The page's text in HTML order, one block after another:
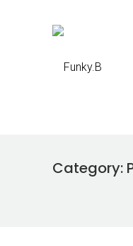
Category: